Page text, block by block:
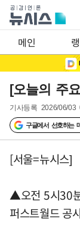
메인
[오늘의 주
기사등록 2026/06/03
구글에서 선호하는
[서울=뉴시스]
▲오전 5시30
퍼스트월드 공